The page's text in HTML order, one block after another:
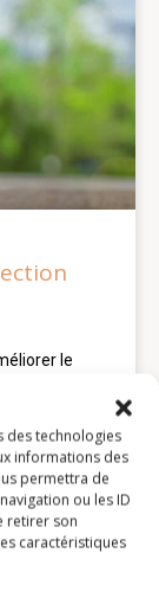
des technologies
informations des
permettra de
ou les ID
retirer son
caractéristiques
le